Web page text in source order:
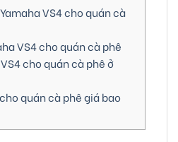
VS4 cho quán cà
VS4 cho quán cà phê
cho quán cà phê ở
quán cà phê giá bao